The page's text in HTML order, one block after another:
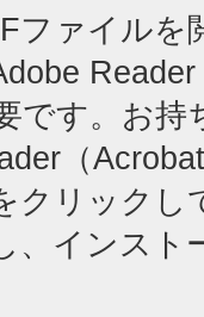
ファイルを
です。お持
（
クリックし
、インスト